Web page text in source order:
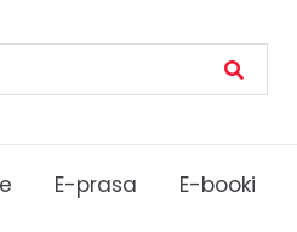
E-prasa E-booki